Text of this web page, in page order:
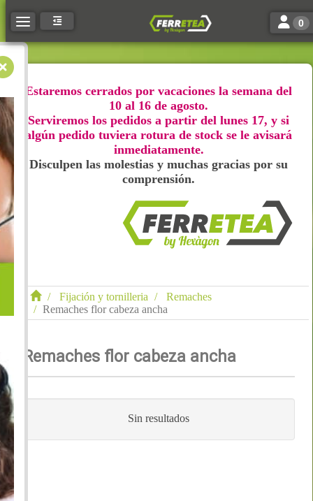
Toggle navigation Toggle
0
Estaremos cerrados por vacaciones la semana del
10 al 16 de agosto.
Serviremos los pedidos a partir del lunes 17, y si
algún pedido tuviera rotura de stock se le avisará
inmediatamente.
Disculpen las molestias y muchas gracias por su
comprensión.
Fijación y tornilleria
Remaches
Remaches flor cabeza ancha
Remaches flor cabeza ancha
Sin resultados